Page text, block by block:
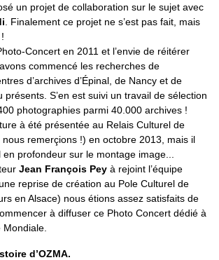
un projet de collaboration sur le sujet avec
. Finalement ce projet ne s’est pas fait, mais
Concert en 2011 et l’envie de réitérer
commencé les recherches de
d’archives d’Épinal, de Nancy et de
présents. S’en est suivi un travail de sélection
photographies parmi 40.000 archives !
à été présentée au Relais Culturel de
remerçions !) en octobre 2013, mais il
profondeur sur le montage image...
Jean François Pey à rejoint l’équipe
reprise de création au Pole Culturel de
en Alsace) nous étions assez satisfaits de
à diffuser ce Photo Concert dédié à
d’OZMA.